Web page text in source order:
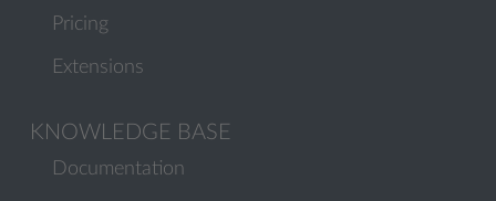
Pricing
Extensions
KNOWLEDGE BASE
Documentation